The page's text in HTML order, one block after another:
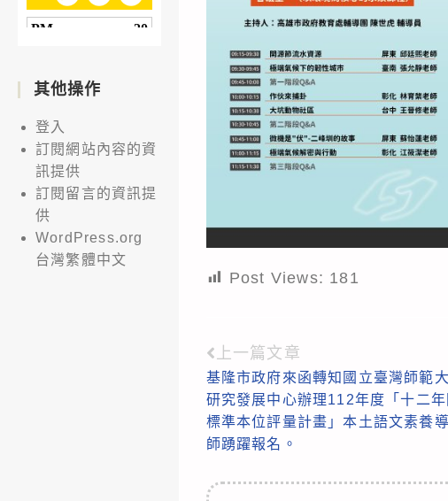
Post Views: 181
Read
more
articles
上一篇文章
基隆市政府來函轉知國立臺灣師範
研究發展中心辦理112年度「十二
標準本位評量計畫」本土語文素養
師踴躍報名。
其他操作
登入
訂閱網站內容的資
訊提供
訂閱留言的資訊提
供
WordPress.org
台灣繁體中文